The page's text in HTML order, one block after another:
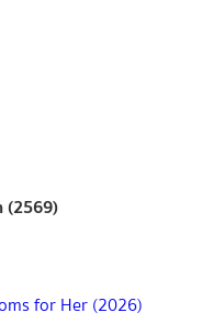
(2569)